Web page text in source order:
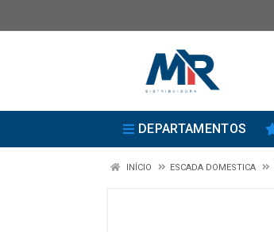
DEPARTAMENTOS
INÍCIO ESCADA DOMESTICA